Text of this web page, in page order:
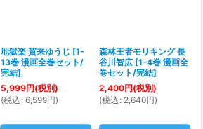
地獄楽 賀来ゆうじ [1-
13巻 漫画全巻セット/
完結]
5,999円(税別)
(税込 : 6,599円)
森林王者モリキング 長
谷川智広 [1-4巻 漫画全
巻セット/完結]
2,400円(税別)
(税込 : 2,640円)